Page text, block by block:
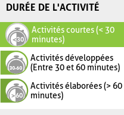
DURÉE DE L'ACTIVITÉ
Activités courtes (< 30
minutes)
Activités développées
(Entre 30 et 60 minutes)
Activités élaborées (> 60
minutes)